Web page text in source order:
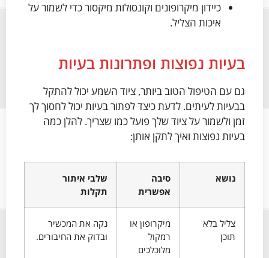
כיידון מיקרופונים וקונסולות מיקסור כדי לשמור על
איכות הצליל.
בעיות נפוצות ופתרונות בעיות
גם עם הטיפול הטוב ביותר, ציוד השמע יכול להתקל
בבעיות לעיתים. לדעת כיצד לפתור בעיות יכול לחסוך לך
זמן ולשמור על ציוד שלך פועל כמו שצריך. להלן כמה
בעיות נפוצות ואיך לתקן אותן:
נושא
סיבה
אפשרית
שלבי איתור
תקלות
צליל בלא
תוכן
מיקרופון או
רמקול
מלוכלכים
נקה את המכשיר
ובדוק את החיבורים.